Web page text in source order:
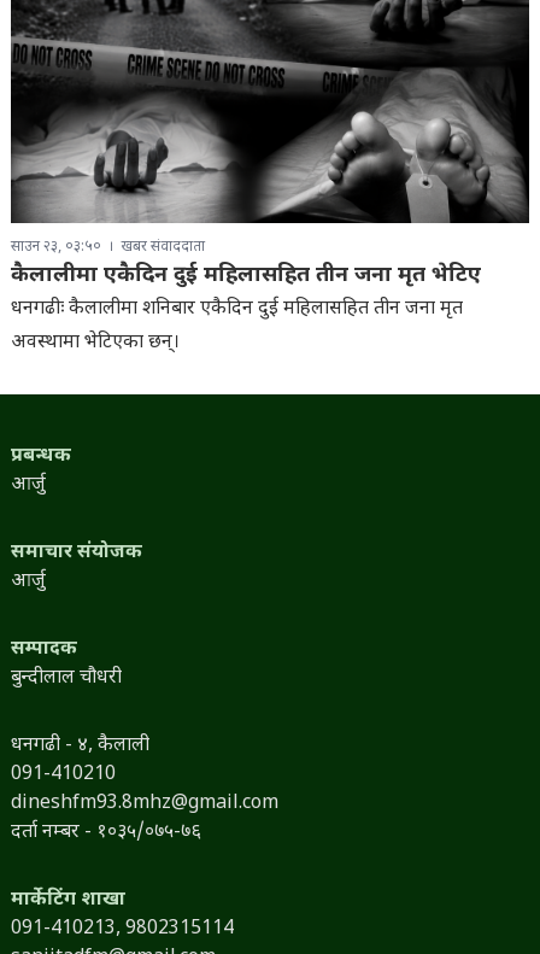
साउन २३, ०३:५० खबर संवाददाता
कैलालीमा एकैदिन दुई महिलासहित तीन जना मृत भेटिए
धनगढीः कैलालीमा शनिबार एकैदिन दुई महिलासहित तीन जना मृत
अवस्थामा भेटिएका छन्।
प्रबन्धक
आर्जु
समाचार संयोजक
आर्जु
सम्पादक
बुन्दीलाल चौधरी
धनगढी - ४, कैलाली
091-410210
dineshfm93.8mhz@gmail.com
दर्ता नम्बर - १०३५/०७५-७६
मार्केटिंग शाखा
091-410213, 9802315114